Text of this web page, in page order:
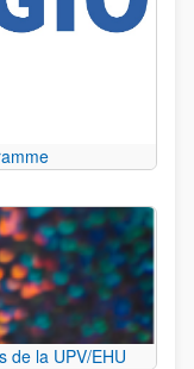
de la UPV/EHU